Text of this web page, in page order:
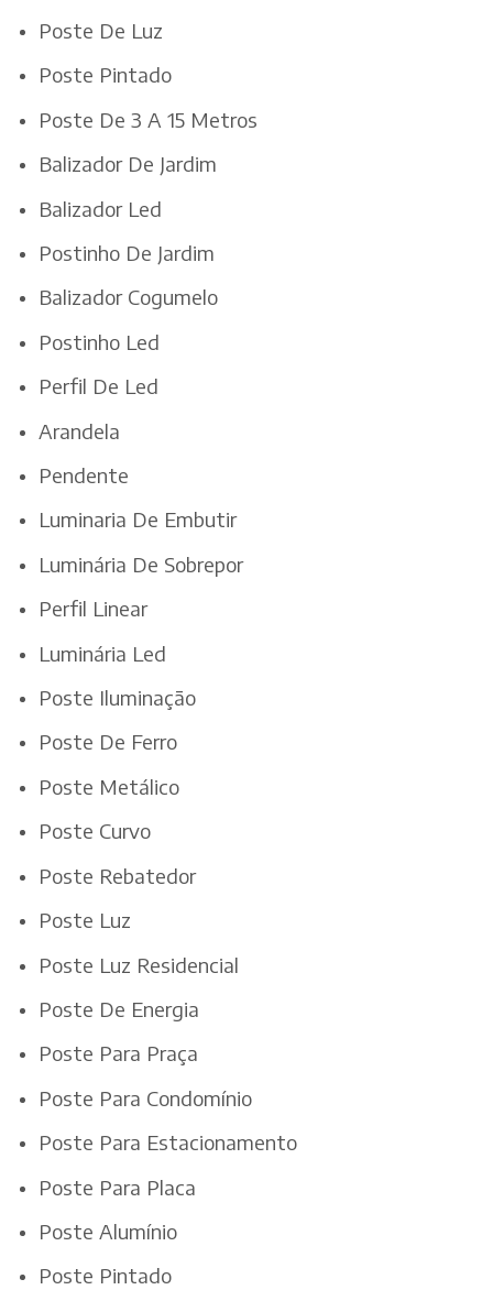
Poste De Luz
Poste Pintado
Poste De 3 A 15 Metros
Balizador De Jardim
Balizador Led
Postinho De Jardim
Balizador Cogumelo
Postinho Led
Perfil De Led
Arandela
Pendente
Luminaria De Embutir
Luminária De Sobrepor
Perfil Linear
Luminária Led
Poste Iluminação
Poste De Ferro
Poste Metálico
Poste Curvo
Poste Rebatedor
Poste Luz
Poste Luz Residencial
Poste De Energia
Poste Para Praça
Poste Para Condomínio
Poste Para Estacionamento
Poste Para Placa
Poste Alumínio
Poste Pintado